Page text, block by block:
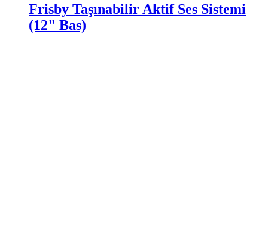
Frisby Taşınabilir Aktif Ses Sistemi
(12" Bas)